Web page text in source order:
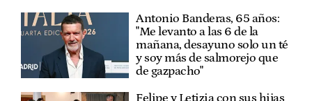
Antonio Banderas, 65 años:
"Me levanto a las 6 de la
mañana, desayuno solo un té
y soy más de salmorejo que
de gazpacho"